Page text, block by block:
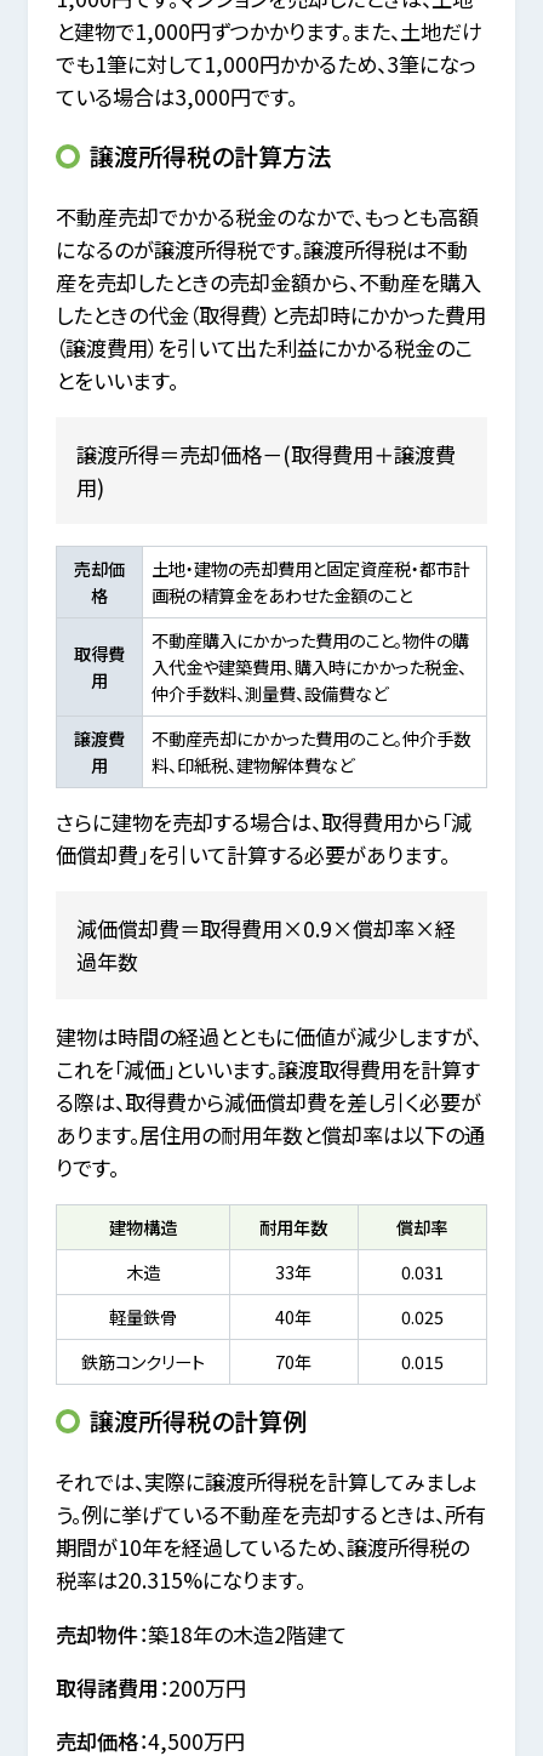
と建物で1,000円ずつかかります。また、土地だけ
でも1筆に対して1,000円かかるため、3筆になっ
ている場合は3,000円です。
譲渡所得税の計算方法
不動産売却でかかる税金のなかで、もっとも高額
になるのが譲渡所得税です。譲渡所得税は不動
産を売却したときの売却金額から、不動産を購入
したときの代金（取得費）と売却時にかかった費用
（譲渡費用）を引いて出た利益にかかる税金のこ
とをいいます。
譲渡所得＝売却価格－(取得費用＋譲渡費
用)
売却価
格
土地・建物の売却費用と固定資産税・都市計
画税の精算金をあわせた金額のこと
取得費
用
不動産購入にかかった費用のこと。物件の購
入代金や建築費用、購入時にかかった税金、
仲介手数料、測量費、設備費など
譲渡費
用
不動産売却にかかった費用のこと。仲介手数
料、印紙税、建物解体費など
さらに建物を売却する場合は、取得費用から「減
価償却費」を引いて計算する必要があります。
減価償却費＝取得費用×0.9×償却率×経
過年数
建物は時間の経過とともに価値が減少しますが、
これを「減価」といいます。譲渡取得費用を計算す
る際は、取得費から減価償却費を差し引く必要が
あります。居住用の耐用年数と償却率は以下の通
りです。
建物構造 耐用年数
償却率
木造
33年
0.031
軽量鉄骨
40年
0.025
鉄筋コンクリート
70年 0.015
譲渡所得税の計算例
それでは、実際に譲渡所得税を計算してみましょ
う。例に挙げている不動産を売却するときは、所有
期間が10年を経過しているため、譲渡所得税の
税率は20.315%になります。
売却物件：築18年の木造2階建て
取得諸費用 ：200万円
売却価格：4,500万円